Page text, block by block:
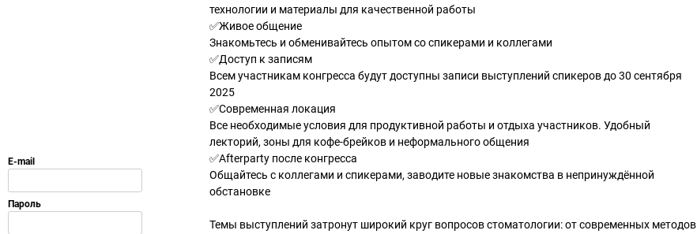
технологии и материалы для качественной работы
✅Живое общение
Знакомьтесь и обменивайтесь опытом со спикерами и коллегами
✅Доступ к записям
Всем участникам конгресса будут доступны записи выступлений спикеров до 30 сентября
2025
✅Современная локация
Все необходимые условия для продуктивной работы и отдыха участников. Удобный
лекторий, зоны для кофе-брейков и неформального общения
✅Afterparty после конгресса
Общайтесь с коллегами и спикерами, заводите новые знакомства в непринуждённой
обстановке
Темы выступлений затронут широкий круг вопросов стоматологии: от современных методов